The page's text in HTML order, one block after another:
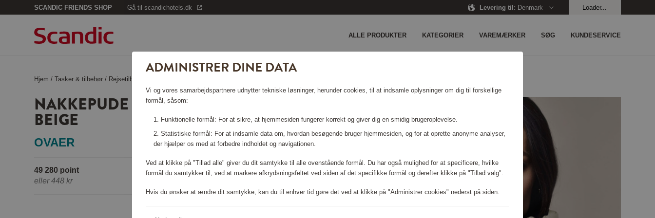
SCANDIC FRIENDS SHOP Gå til scandichotels.dk Levering til: Denmark Loader...
ALLE PRODUKTER KATEGORIER VAREMÆRKER SØG KUNDESERVICE
Hjem /Tasker & tilbehør / Rejsetilbehør
NAKKEPUDE MED HÆTTE BONDI
BEIGE
OVAER
49 280 point
eller 448 kr
Log ind for at shoppe
ADMINISTRER DINE DATA
Vi og vores samarbejdspartnere udnytter tekniske løsninger, herunder cookies, til at indsamle oplysninger om dig til forskellige
formål, såsom:
Funktionelle formål: For at sikre, at hjemmesiden fungerer korrekt og giver dig en smidig brugeroplevelse.
Statistiske formål: For at indsamle data om, hvordan besøgende bruger hjemmesiden, og for at oprette anonyme analyser,
der hjælper os med at forbedre indholdet og navigationen.
Ved at klikke på "Tillad alle" giver du dit samtykke til alle ovenstående formål. Du har også mulighed for at specificere, hvilke
formål du samtykker til, ved at markere afkrydsningsfeltet ved siden af det specifikke formål og derefter klikke på "Tillad valg".
Hvis du ønsker at ændre dit samtykke, kan du til enhver tid gøre det ved at klikke på "Administrer cookies" nederst på siden.